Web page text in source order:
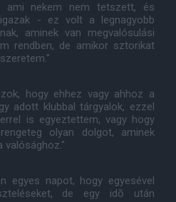
ami nekem nem tetszett, és
- ez volt a legnagyobb
aminek van megvalósulási
rendben, de amikor sztorikat
hogy ehhez vagy ahhoz a
adott klubbal tárgyalok, ezzel
is egyeztettem, vagy hogy
olyan dolgot, aminek
valósághoz."
egyes napot, hogy egyesével
de egy idõ után